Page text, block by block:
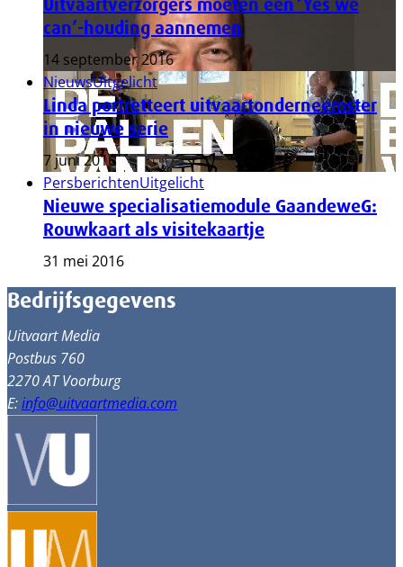
can’-houding aannemen
14 september 2016
NieuwsUitgelicht
Linda portretteert uitvaartonderneemster
in nieuwe serie
7 juni 2016
PersberichtenUitgelicht
Nieuwe specialisatiemodule GaandeweG:
Rouwkaart als visitekaartje
31 mei 2016
Bedrijfsgegevens
Uitvaart Media
Postbus 760
2270 AT Voorburg
E:info@uitvaartmedia.com